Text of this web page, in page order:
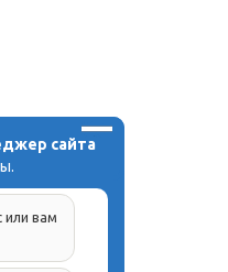
сайта
или вам